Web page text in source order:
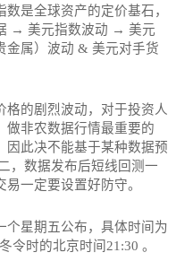
是全球资产的定价基石，
→ 美元指数波动 → 美元
金属）波动 & 美元对手货
格的剧烈波动，对于投资人
做非农数据行情最重要的
因此决不能基于某种数据预
，数据发布后短线回测一
一定要设置好防守。
个星期五公布，具体时间为
令时的北京时间21:30‌‌ 。